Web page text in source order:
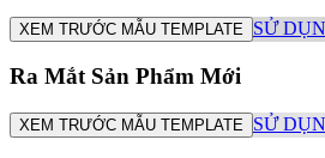
XEM TRƯỚC MẪU TEMPLATE SỬ
Ra Mắt Sản Phẩm Mới
XEM TRƯỚC MẪU TEMPLATE SỬ